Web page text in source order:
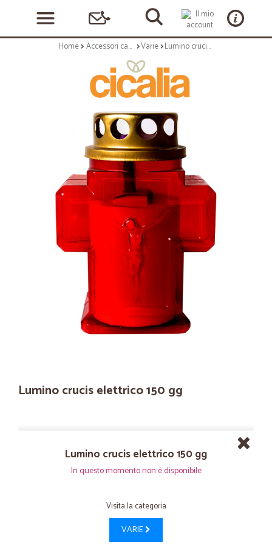
Home Accessori casa e cucina Varie Lumino crucis elettrico 150 gg
Lumino crucis elettrico 150 gg
Lumino crucis elettrico 150 gg
In questo momento non è disponibile
Visita la categoria
VARIE